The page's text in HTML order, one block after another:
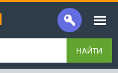
НАЙТИ